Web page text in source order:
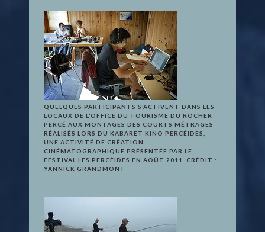
QUELQUES PARTICIPANTS S’ACTIVENT DANS LES
LOCAUX DE L’OFFICE DU TOURISME DU ROCHER
PERCÉ AUX MONTAGES DES COURTS MÉTRAGES
RÉALISÉS LORS DU KABARET KINO PERCÉIDES,
UNE ACTIVITÉ DE CRÉATION
CINÉMATOGRAPHIQUE PRÉSENTÉE PAR LE
FESTIVAL LES PERCÉIDES EN AOÛT 2011. CRÉDIT :
YANNICK GRANDMONT